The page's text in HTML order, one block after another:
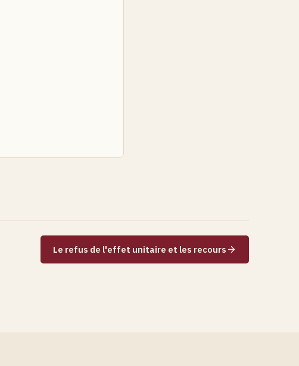
Le refus de l'effet unitaire et les recours